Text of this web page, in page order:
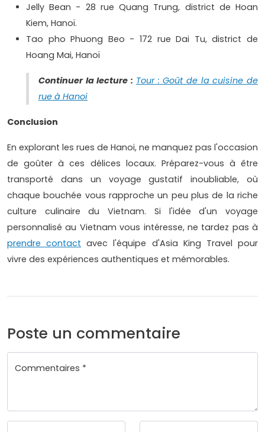
Jelly Bean - 28 rue Quang Trung, district de Hoan
Kiem, Hanoï.
Tao pho Phuong Beo - 172 rue Dai Tu, district de
Hoang Mai, Hanoï
Continuer la lecture : Tour : Goût de la cuisine de
rue à Hanoi
Conclusion
En explorant les rues de Hanoi, ne manquez pas l'occasion
de goûter à ces délices locaux. Préparez-vous à être
transporté dans un voyage gustatif inoubliable, où
chaque bouchée vous rapproche un peu plus de la riche
culture culinaire du Vietnam. Si l'idée d'un voyage
personnalisé au Vietnam vous intéresse, ne tardez pas à
prendre contact avec l'équipe d'Asia King Travel pour
vivre des expériences authentiques et mémorables.
Poste un commentaire
Commentaires *